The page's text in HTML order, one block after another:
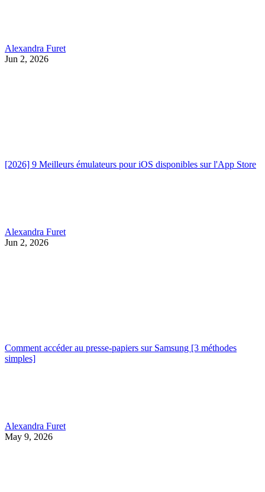
Alexandra Furet
Jun 2, 2026
[2026] 9 Meilleurs émulateurs pour iOS disponibles sur l'App Store
Alexandra Furet
Jun 2, 2026
Comment accéder au presse-papiers sur Samsung [3 méthodes
simples]
Alexandra Furet
May 9, 2026